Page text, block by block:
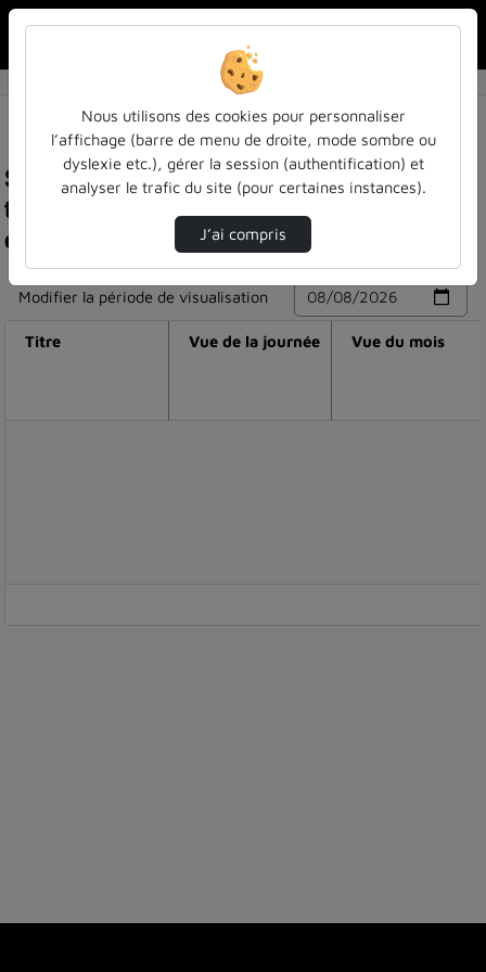
Statistiques de visualisation de la vidéo Lecture
théâtrale de césar de jacques grévin par la
compagnie quai numéro sept
Modifier la période de visualisation
Titre Vue de la journée Vue du mois
Nous utilisons des cookies pour personnaliser
l’affichage (barre de menu de droite, mode sombre ou
dyslexie etc.), gérer la session (authentification) et
analyser le trafic du site (pour certaines instances).
J’ai compris